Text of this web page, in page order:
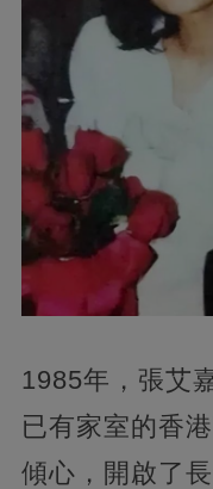
1985年，張艾
已有家室的香
傾心，開啟了